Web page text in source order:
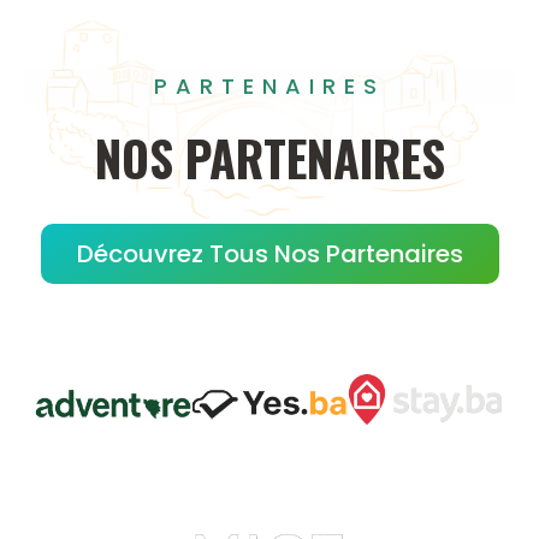
PARTENAIRES
NOS PARTENAIRES
Découvrez Tous Nos Partenaires